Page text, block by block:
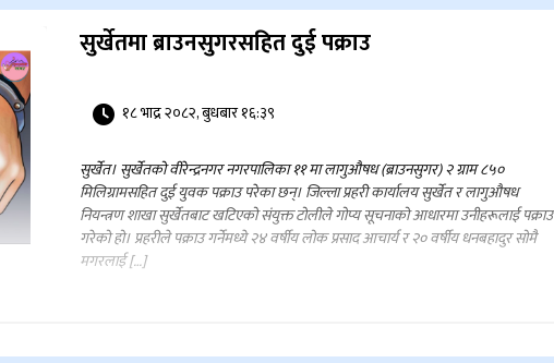
सुर्खेतमा ब्राउनसुगरसहित दुई पक्राउ
१८ भाद्र २०८२, बुधबार १६:३९
सुर्खेत। सुर्खेतको वीरेन्द्रनगर नगरपालिका ११ मा लागुऔषध (ब्राउनसुगर) २ ग्राम ८५०
मिलिग्रामसहित दुई युवक पक्राउ परेका छन्। जिल्ला प्रहरी कार्यालय सुर्खेत र लागुऔषध
नियन्त्रण शाखा सुर्खेतबाट खटिएको संयुक्त टोलीले गोप्य सूचनाको आधारमा उनीहरूलाई पक्राउ
गरेको हो। प्रहरीले पक्राउ गर्नेमध्ये २४ वर्षीय लोक प्रसाद आचार्य र २० वर्षीय धनबहादुर सोमै
मगरलाई […]